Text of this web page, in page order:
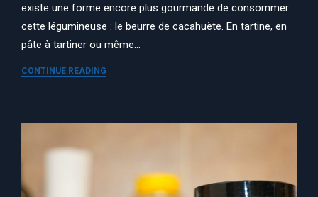
existe une forme encore plus gourmande de consommer
cette légumineuse : le beurre de cacahuète. En tartine, en
pâte à tartiner ou même…
CONTINUE READING